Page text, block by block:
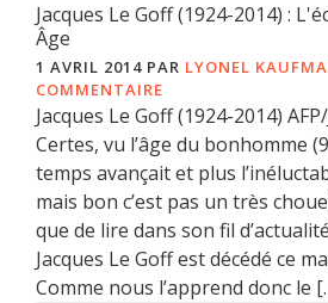
Jacques Le Goff (1924-2014) :
Âge
1 AVRIL 2014 PAR LYONEL
COMMENTAIRE
Jacques Le Goff (1924-2014) AFP/
Certes, vu l’âge du bonhomme
temps avançait et plus
mais bon c’est pas un très
que de lire dans son fil
Jacques Le Goff est décédé ce
Comme nous l’apprend donc le